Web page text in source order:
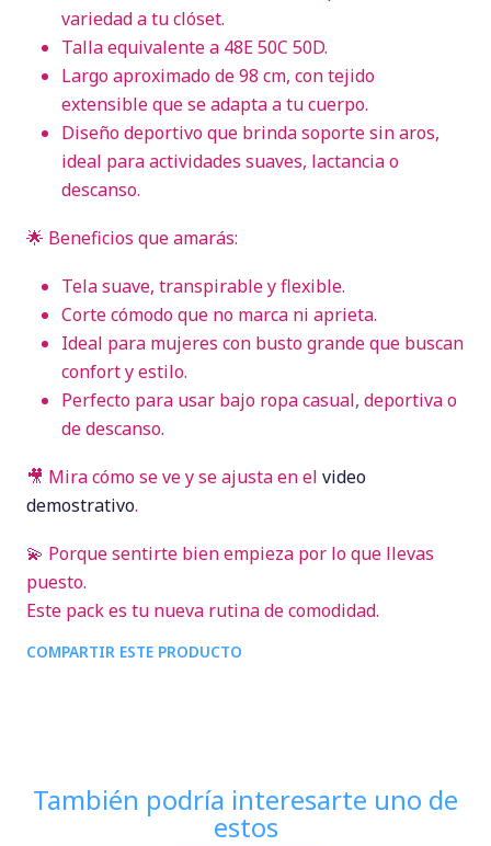
variedad a tu clóset.
Talla equivalente a 48E 50C 50D.
Largo aproximado de 98 cm, con tejido
extensible que se adapta a tu cuerpo.
Diseño deportivo que brinda soporte sin aros,
ideal para actividades suaves, lactancia o
descanso.
🌟 Beneficios que amarás:
Tela suave, transpirable y flexible.
Corte cómodo que no marca ni aprieta.
Ideal para mujeres con busto grande que buscan
confort y estilo.
Perfecto para usar bajo ropa casual, deportiva o
de descanso.
🎥 Mira cómo se ve y se ajusta en el video
demostrativo.
💫 Porque sentirte bien empieza por lo que llevas
puesto.
Este pack es tu nueva rutina de comodidad.
COMPARTIR ESTE PRODUCTO
También podría interesarte uno de
estos